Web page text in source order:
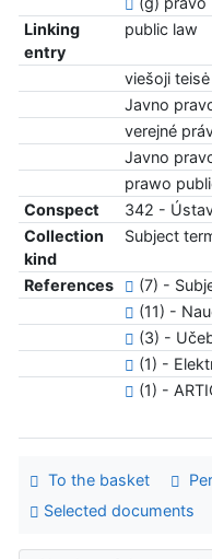
Linking
entry
public law
viešoji teisė
Javno
verejné
Javno
prawo
Conspect
342 -
Collection
kind
Subject
References
(7) -
(11) -
(3) -
(1) -
(1) -
To the basket
Selected documents